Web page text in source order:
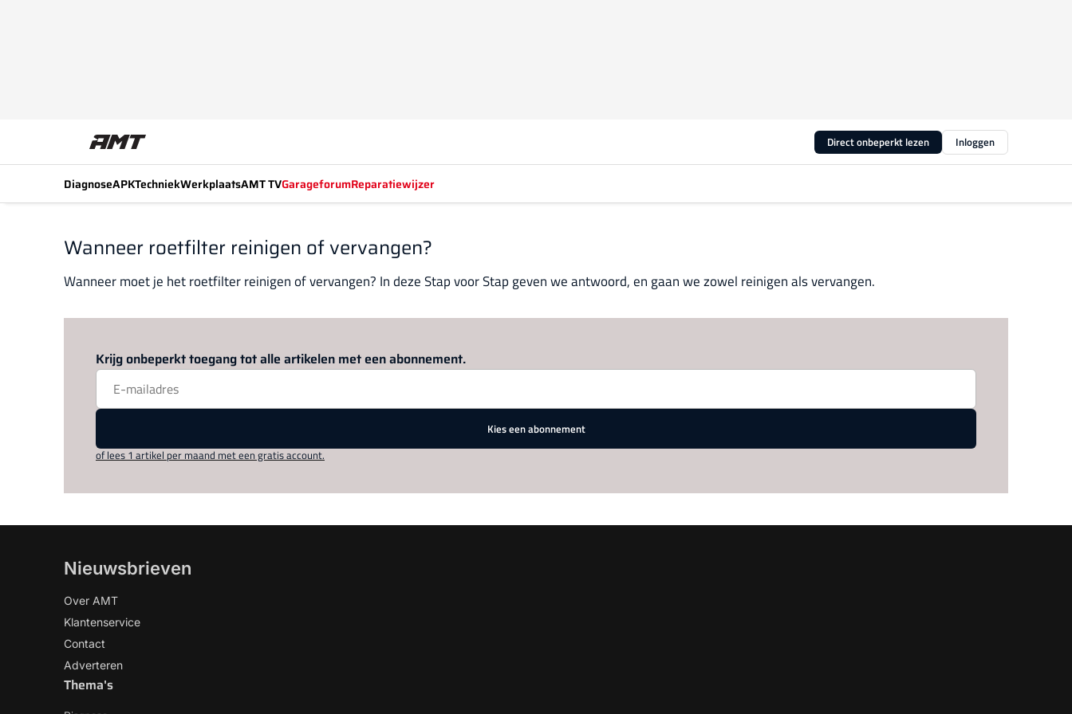
Direct onbeperkt lezen Inloggen
DiagnoseAPKTechniekWerkplaatsAMT TVGarageforumReparatiewijzer
Wanneer roetfilter reinigen of vervangen?
Wanneer moet je het roetfilter reinigen of vervangen? In deze Stap voor Stap geven we antwoord, en gaan we zowel reinigen als vervangen.
Krijg onbeperkt toegang tot alle artikelen met een abonnement.
Kies een abonnement
of lees 1 artikel per maand met een gratis account.
Nieuwsbrieven
Over AMT
Klantenservice
Contact
Adverteren
Thema's